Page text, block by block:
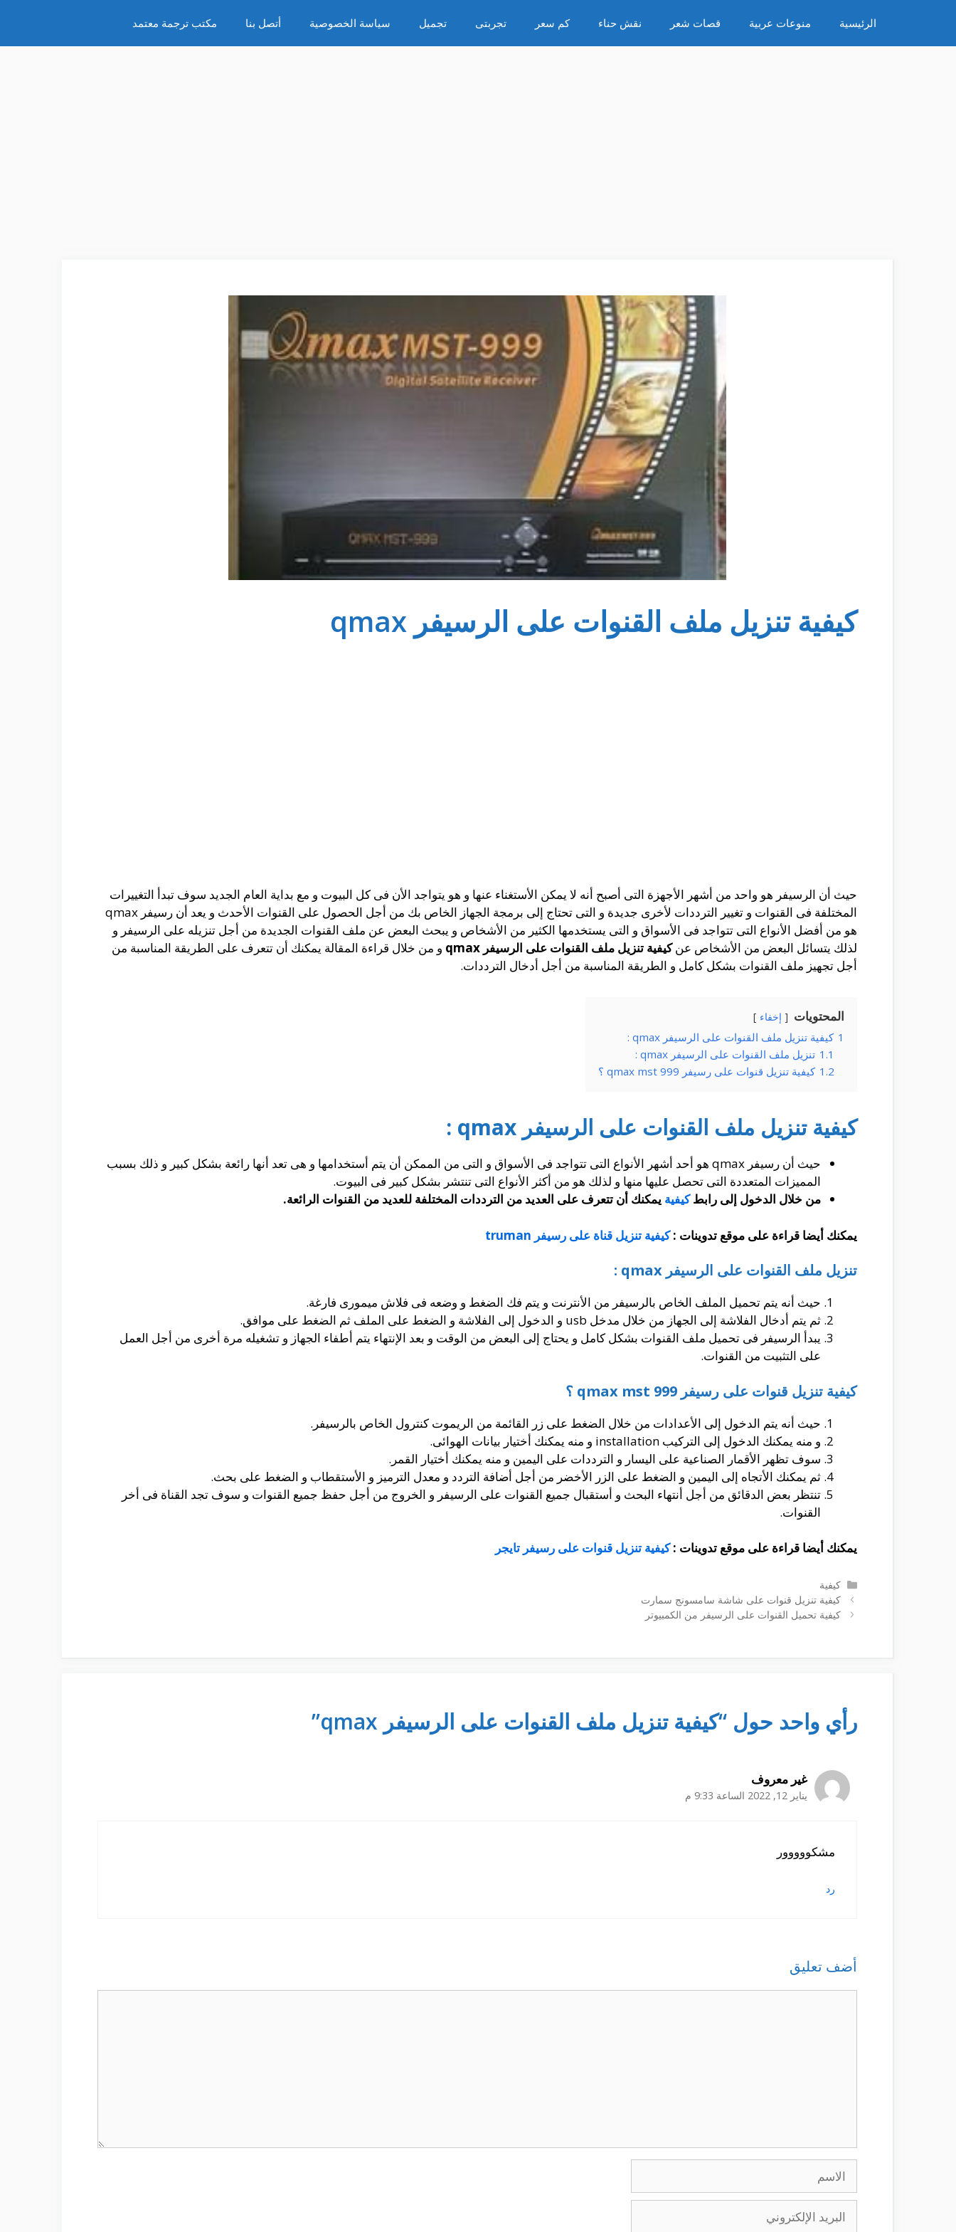
المحتوى
الرئيسية منوعات عربية قصات شعر نقش حناء كم سعر تجربتى تجميل سياسة الخصوصية أتصل بنا مكتب ترجمة معتمد
كيفية تنزيل ملف القنوات على الرسيفر qmax
حيث أن الرسيفر هو واحد من أشهر الأجهزة التى أصبح أنه لا يمكن الأستغناء عنها و هو يتواجد الأن فى كل البيوت و مع بداية العام الجديد سوف تبدأ التغييرات
المختلفة فى القنوات و تغيير الترددات لأخرى جديدة و التى تحتاج إلى برمجة الجهاز الخاص بك من أجل الحصول على القنوات الأحدث و يعد أن رسيفر qmax
هو من أفضل الأنواع التى تتواجد فى الأسواق و التى يستخدمها الكثير من الأشخاص و يبحث البعض عن ملف القنوات الجديدة من أجل تنزيله على الرسيفر و
لذلك يتسائل البعض من الأشخاص عنكيفية تنزيل ملف القنوات على الرسيفر qmax
و من خلال قراءة المقالة يمكنك أن تتعرف على الطريقة المناسبة من
أجل تجهيز ملف القنوات بشكل كامل و الطريقة المناسبة من أجل أدخال الترددات.
المحتويات إخفاء
1 كيفية تنزيل ملف القنوات على الرسيفر qmax :
1.1 تنزيل ملف القنوات على الرسيفر qmax :
1.2 كيفية تنزيل قنوات على رسيفر qmax mst 999 ؟
كيفية تنزيل ملف القنوات على الرسيفر qmax :
حيث أن رسيفر qmax هو أحد أشهر الأنواع التى تتواجد فى الأسواق و التى من الممكن أن يتم أستخدامها و هى تعد أنها رائعة بشكل كبير و ذلك بسبب
المميزات المتعددة التى تحصل عليها منها و لذلك هو من أكثر الأنواع التى تنتشر بشكل كبير فى البيوت.
من خلال الدخول إلى رابطكيفية يمكنك أن تتعرف على العديد من الترددات المختلفة للعديد من القنوات الرائعة.
يمكنك أيضا قراءة على موقع تدوينات :كيفية تنزيل قناة على رسيفر truman
تنزيل ملف القنوات على الرسيفر qmax :
حيث أنه يتم تحميل الملف الخاص بالرسيفر من الأنترنت و يتم فك الضغط و وضعه فى فلاش ميمورى فارغة.
ثم يتم أدخال الفلاشة إلى الجهاز من خلال مدخل usb و الدخول إلى الفلاشة و الضغط على الملف ثم الضغط على موافق.
يبدأ الرسيفر فى تحميل ملف القنوات بشكل كامل و يحتاج إلى البعض من الوقت و بعد الإنتهاء يتم أطفاء الجهاز و تشغيله مرة أخرى من أجل العمل
على التثبيت من القنوات.
كيفية تنزيل قنوات على رسيفر qmax mst 999 ؟
حيث أنه يتم الدخول إلى الأعدادات من خلال الضغط على زر القائمة من الريموت كنترول الخاص بالرسيفر.
و منه يمكنك الدخول إلى التركيب installation و منه يمكنك أختيار بيانات الهوائى.
سوف تظهر الأقمار الصناعية على اليسار و الترددات على اليمين و منه يمكنك أختيار القمر.
ثم يمكنك الأتجاه إلى اليمين و الضغط على الزر الأخضر من أجل أضافة التردد و معدل الترميز و الأستقطاب و الضغط على بحث.
تنتظر بعض الدقائق من أجل أنتهاء البحث و أستقبال جميع القنوات على الرسيفر و الخروج من أجل حفظ جميع القنوات و سوف تجد القناة فى أخر
القنوات.
يمكنك أيضا قراءة على موقع تدوينات :كيفية تنزيل قنوات على رسيفر تايجر
التصنيفات
كيفية
كيفية تنزيل قنوات على شاشة سامسونج سمارت
كيفية تحميل القنوات على الرسيفر من الكمبيوتر
رأي واحد حول “كيفية تنزيل ملف القنوات على الرسيفر qmax”
غير معروف
يناير 12, 2022 الساعة 9:33 م
مشكووووور
رد
أضف تعليق
الاسم
البريد
الإلكتروني